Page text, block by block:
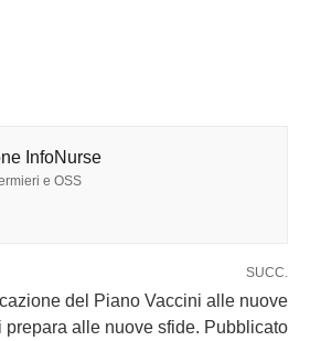
InfoNurse
e OSS
SUCC.
del Piano Vaccini alle nuove
prepara alle nuove sfide. Pubblicato